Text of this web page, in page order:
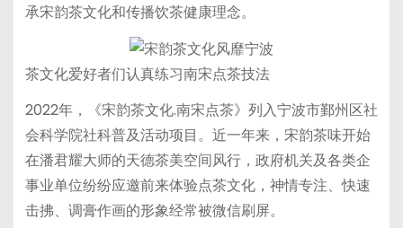
承宋韵茶文化和传播饮茶健康理念。
茶文化爱好者们认真练习南宋点茶技法
2022年，《宋韵茶文化.南宋点茶》列入宁波市鄞州区社
会科学院社科普及活动项目。近一年来，宋韵茶味开始
在潘君耀大师的天德茶美空间风行，政府机关及各类企
事业单位纷纷应邀前来体验点茶文化，神情专注、快速
击拂、调膏作画的形象经常被微信刷屏。